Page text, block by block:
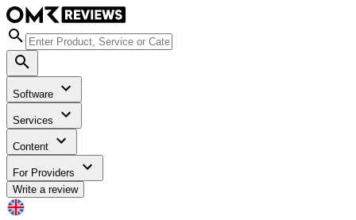
Software
Services
Content
For Providers
Write a review